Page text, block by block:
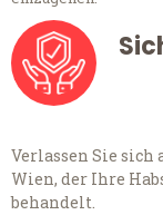
Verlassen Sie sich
Wien, der Ihre
behandelt.